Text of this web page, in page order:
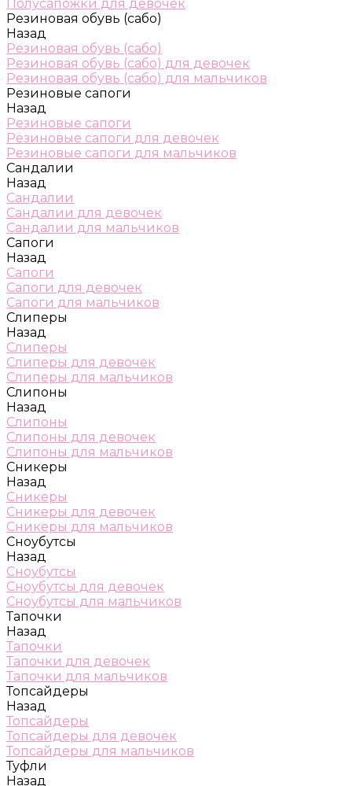
Полусапожки для девочек
Резиновая обувь (сабо)
Назад
Резиновая обувь (сабо)
Резиновая обувь (сабо) для девочек
Резиновая обувь (сабо) для мальчиков
Резиновые сапоги
Назад
Резиновые сапоги
Резиновые сапоги для девочек
Резиновые сапоги для мальчиков
Сандалии
Назад
Сандалии
Сандалии для девочек
Сандалии для мальчиков
Сапоги
Назад
Сапоги
Сапоги для девочек
Сапоги для мальчиков
Слиперы
Назад
Слиперы
Слиперы для девочек
Слиперы для мальчиков
Слипоны
Назад
Слипоны
Слипоны для девочек
Слипоны для мальчиков
Сникеры
Назад
Сникеры
Сникеры для девочек
Сникеры для мальчиков
Сноубутсы
Назад
Сноубутсы
Сноубутсы для девочек
Сноубутсы для мальчиков
Тапочки
Назад
Тапочки
Тапочки для девочек
Тапочки для мальчиков
Топсайдеры
Назад
Топсайдеры
Топсайдеры для девочек
Топсайдеры для мальчиков
Туфли
Назад